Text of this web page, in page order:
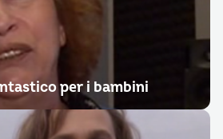
per i bambini